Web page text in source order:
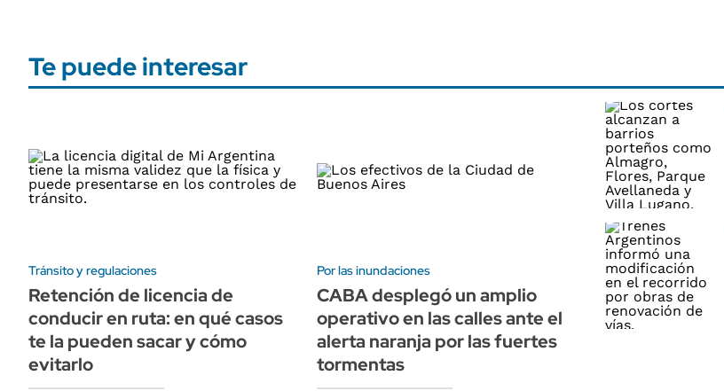
Te puede interesar
Tránsito y regulaciones
Retención de licencia de
conducir en ruta: en qué casos
te la pueden sacar y cómo
evitarlo
Por las inundaciones
CABA desplegó un amplio
operativo en las calles ante el
alerta naranja por las fuertes
tormentas